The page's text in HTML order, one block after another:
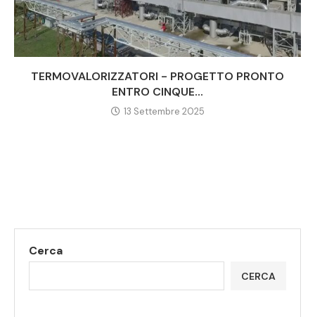
TERMOVALORIZZATORI - PROGETTO PRONTO
ENTRO CINQUE...
13 Settembre 2025
Cerca
CERCA